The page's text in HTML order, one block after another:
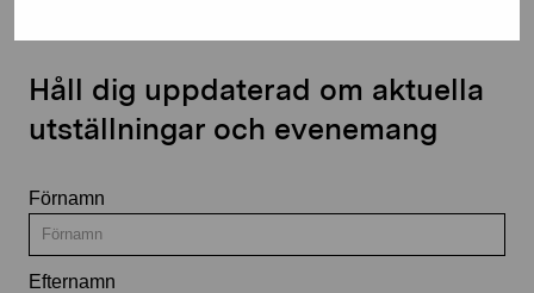
Håll dig uppdaterad om aktuella
utställningar och evenemang
Förnamn
Efternamn